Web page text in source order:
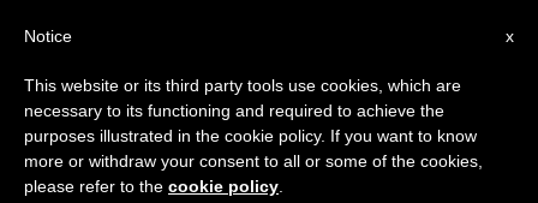
TAG
Posts Tagged ‘mons.
x
Notice
This website or its third party tools use cookies, which are
necessary to its functioning and required to achieve the
purposes illustrated in the cookie policy. If you want to know
more or withdraw your consent to all or some of the cookies,
please refer to the cookie policy